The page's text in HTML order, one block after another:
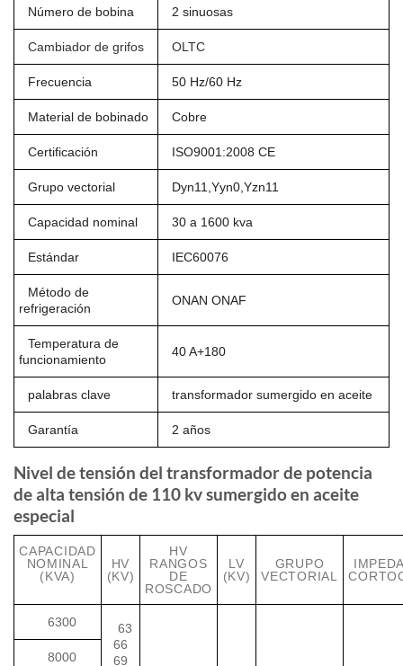
Número de bobina 2 sinuosas
Cambiador de grifos OLTC
Frecuencia 50 Hz/60 Hz
Material de bobinado Cobre
Certificación ISO9001:2008 CE
Grupo vectorial Dyn11,Yyn0,Yzn11
Capacidad nominal 30 a 1600 kva
Estándar IEC60076
Método de
refrigeración
ONAN ONAF
Temperatura de
funcionamiento
40 A+180
palabras clave transformador sumergido en aceite
Garantía 2 años
Nivel de tensión del transformador de potencia
de alta tensión de 110 kv sumergido en aceite
especial
CAPACIDAD
NOMINAL
(KVA)
HV
(KV)
HV
RANGOS
DE
ROSCADO
LV
(KV)
GRUPO
VECTORIAL
6300
63
66
69
8000